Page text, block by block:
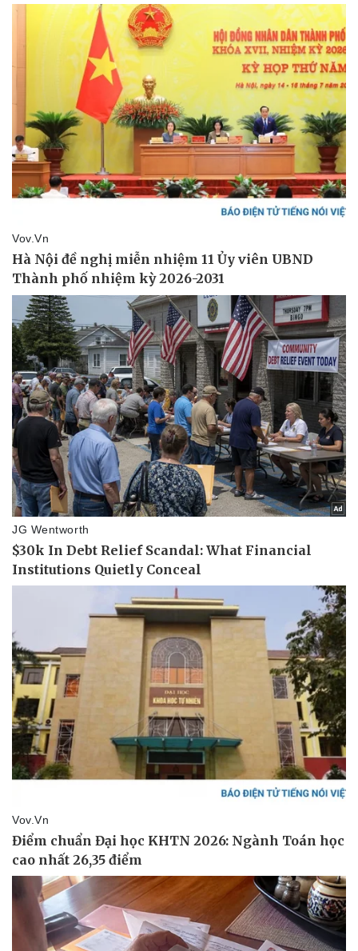
Thể thao
Bóng đá
Lịch thi đấu bóng đá
Thế giới thể thao
eSports
Hậu trường
Ô tô - Xe máy
Ô tô
Xe máy